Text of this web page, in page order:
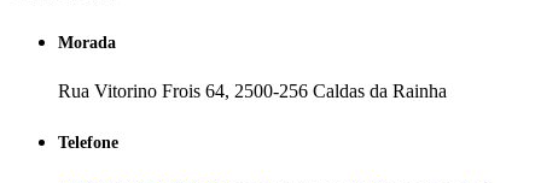
Morada
Rua Vitorino Frois 64, 2500-256 Caldas da Rainha
Telefone